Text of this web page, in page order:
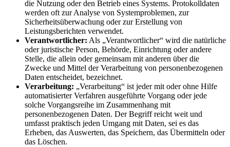
die Nutzung oder den Betrieb eines Systems. Protokolldaten
werden oft zur Analyse von Systemproblemen, zur
Sicherheitsüberwachung oder zur Erstellung von
Leistungsberichten verwendet.
Verantwortlicher: Als „Verantwortlicher“ wird die natürliche
oder juristische Person, Behörde, Einrichtung oder andere
Stelle, die allein oder gemeinsam mit anderen über die
Zwecke und Mittel der Verarbeitung von personenbezogenen
Daten entscheidet, bezeichnet.
Verarbeitung: „Verarbeitung“ ist jeder mit oder ohne Hilfe
automatisierter Verfahren ausgeführte Vorgang oder jede
solche Vorgangsreihe im Zusammenhang mit
personenbezogenen Daten. Der Begriff reicht weit und
umfasst praktisch jeden Umgang mit Daten, sei es das
Erheben, das Auswerten, das Speichern, das Übermitteln oder
das Löschen.